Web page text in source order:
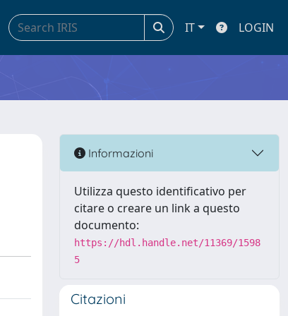
IT LOGIN
Informazioni
Utilizza questo identificativo per
citare o creare un link a questo
documento:
https://hdl.handle.net/11369/1598
5
Citazioni